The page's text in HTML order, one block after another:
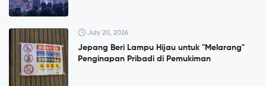
July 20, 2026
Jepang Beri Lampu Hijau untuk "Melarang"
Penginapan Pribadi di Pemukiman